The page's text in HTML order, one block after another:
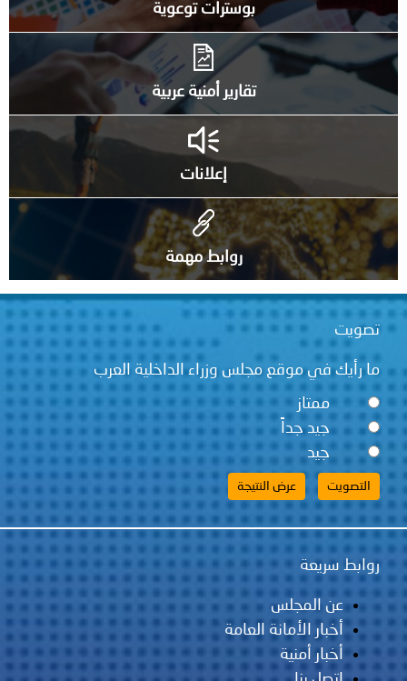
بوسترات توعوية
تقارير أمنية عربية
إعلانات
روابط مهمة
تصويت
ما رأيك في موقع مجلس وزراء الداخلية العرب
ممتاز
جيد جداً
جيد
روابط سريعة
عن المجلس
أخبار الأمانة العامة
أخبار أمنية